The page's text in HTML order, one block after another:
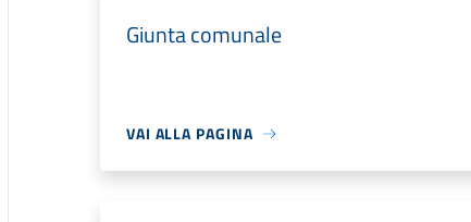
Giunta comunale
VAI ALLA PAGINA